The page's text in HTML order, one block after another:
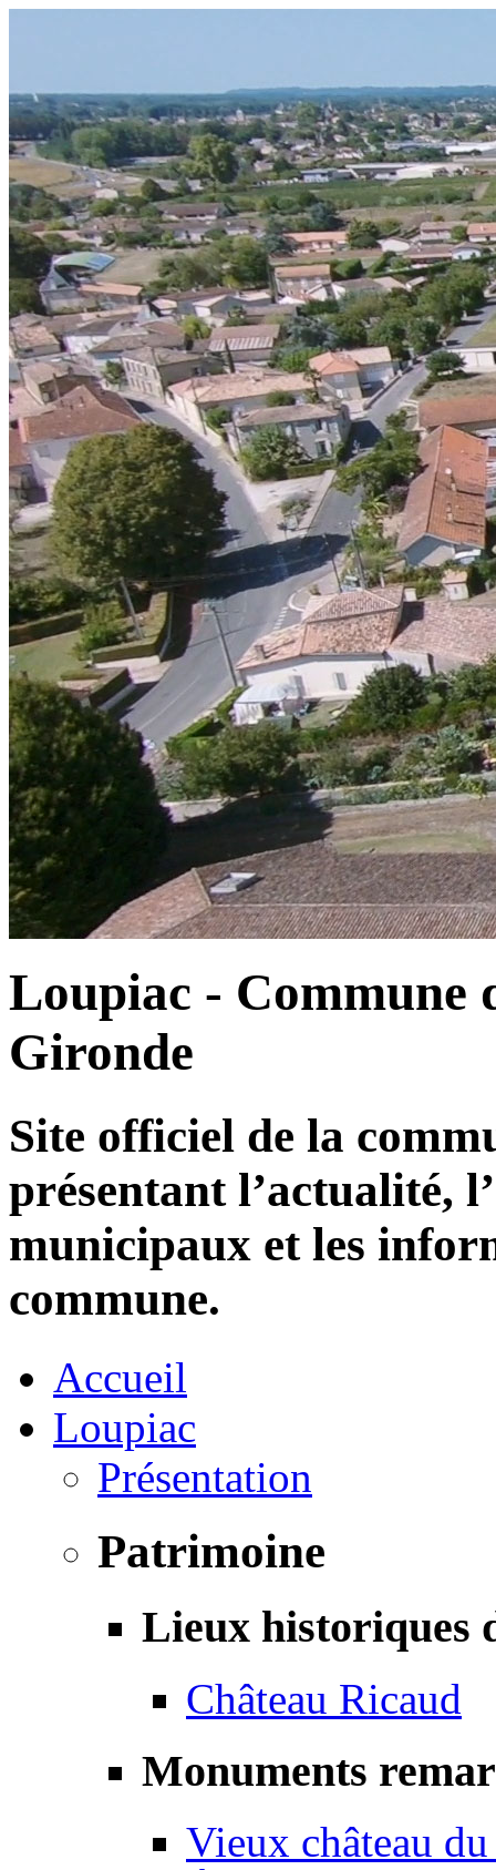
Loupiac - Commune
Gironde
Site officiel de la
présentant l’actualité,
municipaux et les
commune.
Accueil
Loupiac
Présentation
Patrimoine
Lieux historiques
Château Ricaud
Monuments
Vieux château